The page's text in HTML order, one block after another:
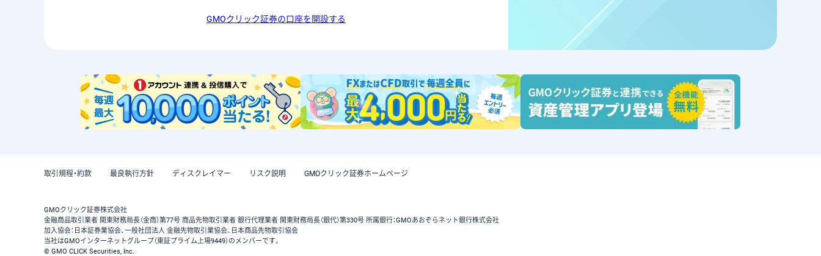
GMOクリック証券の口座を開設する
取引規程・約款 最良執行方針 ディスクレイマー リスク説明 GMOクリック証券ホームページ
GMOクリック証券株式会社
金融商品取引業者 関東財務局長（金商）第77号 商品先物取引業者 銀行代理業者 関東財務局長（銀代）第330号 所属銀行：GMOあおぞらネット銀行株式会社
加入協会：日本証券業協会、一般社団法人 金融先物取引業協会、日本商品先物取引協会
当社はGMOインターネットグループ（東証プライム上場9449）のメンバーです。
© GMO CLICK Securities, Inc.